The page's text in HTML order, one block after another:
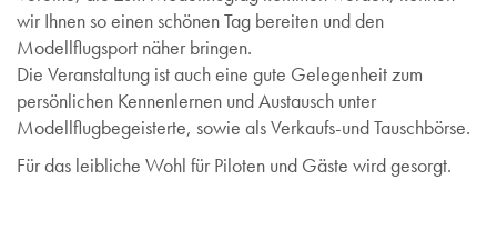
wir Ihnen so einen schönen Tag bereiten und den
Modellflugsport näher bringen.
Die Veranstaltung ist auch eine gute Gelegenheit zum
persönlichen Kennenlernen und Austausch unter
Modellflugbegeisterte, sowie als Verkaufs-und Tauschbörse.
Für das leibliche Wohl für Piloten und Gäste wird gesorgt.